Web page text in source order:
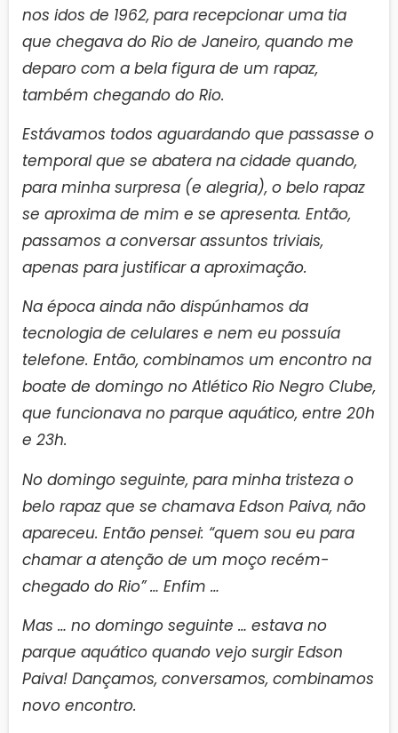
nos idos de 1962, para recepcionar uma tia
que chegava do Rio de Janeiro, quando me
deparo com a bela figura de um rapaz,
também chegando do Rio.
Estávamos todos aguardando que passasse o
temporal que se abatera na cidade quando,
para minha surpresa (e alegria), o belo rapaz
se aproxima de mim e se apresenta. Então,
passamos a conversar assuntos triviais,
apenas para justificar a aproximação.
Na época ainda não dispúnhamos da
tecnologia de celulares e nem eu possuía
telefone. Então, combinamos um encontro na
boate de domingo no Atlético Rio Negro Clube,
que funcionava no parque aquático, entre 20h
e 23h.
No domingo seguinte, para minha tristeza o
belo rapaz que se chamava Edson Paiva, não
apareceu. Então pensei: “quem sou eu para
chamar a atenção de um moço recém-
chegado do Rio” … Enfim …
Mas … no domingo seguinte … estava no
parque aquático quando vejo surgir Edson
Paiva! Dançamos, conversamos, combinamos
novo encontro.